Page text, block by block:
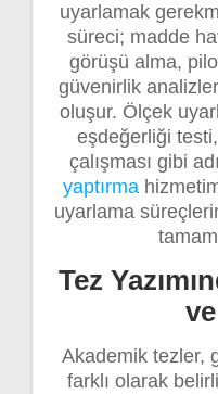
uyarlamak
süreci; madde
görüşü alma,
güvenirlik
oluşur. Ölçek
eşdeğerliği
çalışması gibi
yaptırma
uyarlama
Tez
Akademik tezler,
farklı olarak